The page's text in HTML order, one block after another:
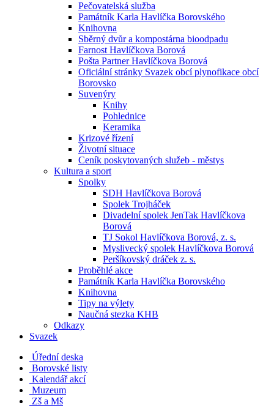
Pečovatelská služba
Památník Karla Havlíčka Borovského
Knihovna
Sběrný dvůr a kompostárna bioodpadu
Farnost Havlíčkova Borová
Pošta Partner Havlíčkova Borová
Oficiální stránky Svazek obcí plynofikace obcí
Borovsko
Suvenýry
Knihy
Pohlednice
Keramika
Krizové řízení
Životní situace
Ceník poskytovaných služeb - městys
Kultura a sport
Spolky
SDH Havlíčkova Borová
Spolek Trojháček
Divadelní spolek JenTak Havlíčkova
Borová
TJ Sokol Havlíčkova Borová, z. s.
Myslivecký spolek Havlíčkova Borová
Peršíkovský dráček z. s.
Proběhlé akce
Památník Karla Havlíčka Borovského
Knihovna
Tipy na výlety
Naučná stezka KHB
Odkazy
Svazek
Úřední deska
Borovské listy
Kalendář akcí
Muzeum
Zš a Mš